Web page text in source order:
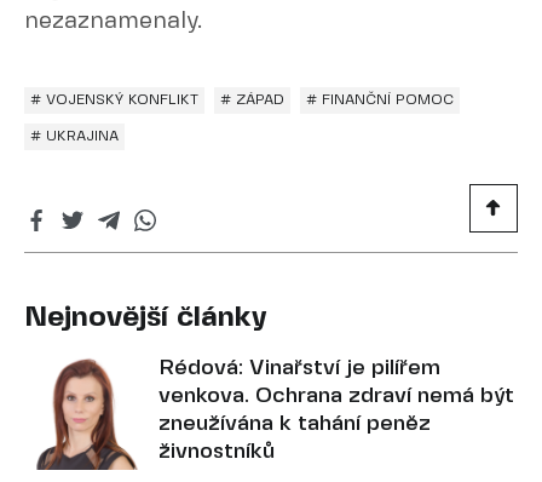
nezaznamenaly.
# VOJENSKÝ KONFLIKT # ZÁPAD # FINANČNÍ POMOC
# UKRAJINA
Nejnovější články
Rédová: Vinařství je pilířem
venkova. Ochrana zdraví nemá být
zneužívána k tahání peněz
živnostníků